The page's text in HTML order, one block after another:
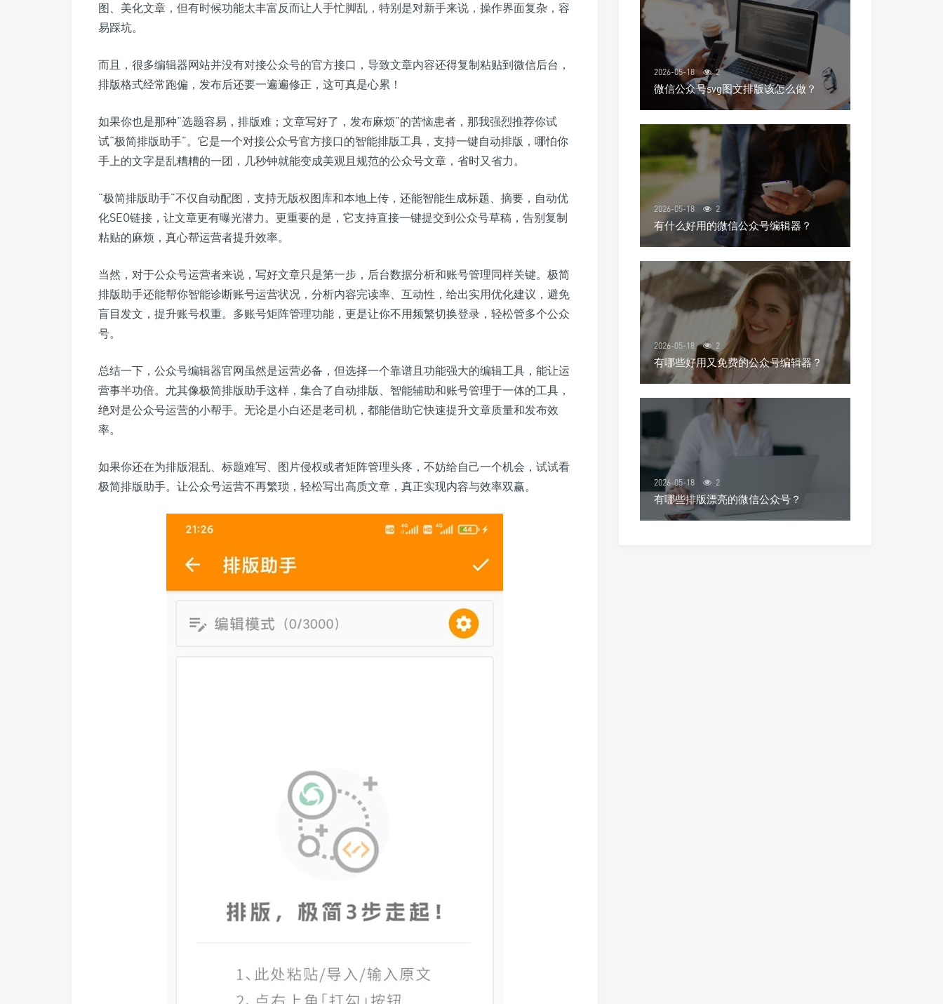
图、美化文章，但有时候功能太丰富反而让人手忙脚乱，特别是对新手来说，操作界面复杂，容
易踩坑。
而且，很多编辑器网站并没有对接公众号的官方接口，导致文章内容还得复制粘贴到微信后台，
排版格式经常跑偏，发布后还要一遍遍修正，这可真是心累！
如果你也是那种“选题容易，排版难；文章写好了，发布麻烦”的苦恼患者，那我强烈推荐你试
试“极简排版助手”。它是一个对接公众号官方接口的智能排版工具，支持一键自动排版，哪怕你
手上的文字是乱糟糟的一团，几秒钟就能变成美观且规范的公众号文章，省时又省力。
“极简排版助手”不仅自动配图，支持无版权图库和本地上传，还能智能生成标题、摘要，自动优
化SEO链接，让文章更有曝光潜力。更重要的是，它支持直接一键提交到公众号草稿，告别复制
粘贴的麻烦，真心帮运营者提升效率。
当然，对于公众号运营者来说，写好文章只是第一步，后台数据分析和账号管理同样关键。极简
排版助手还能帮你智能诊断账号运营状况，分析内容完读率、互动性，给出实用优化建议，避免
盲目发文，提升账号权重。多账号矩阵管理功能，更是让你不用频繁切换登录，轻松管多个公众
号。
总结一下，公众号编辑器官网虽然是运营必备，但选择一个靠谱且功能强大的编辑工具，能让运
营事半功倍。尤其像极简排版助手这样，集合了自动排版、智能辅助和账号管理于一体的工具，
绝对是公众号运营的小帮手。无论是小白还是老司机，都能借助它快速提升文章质量和发布效
率。
如果你还在为排版混乱、标题难写、图片侵权或者矩阵管理头疼，不妨给自己一个机会，试试看
极简排版助手。让公众号运营不再繁琐，轻松写出高质文章，真正实现内容与效率双赢。
2026-05-18 2
微信公众号svg图文排版该怎么做？
2026-05-18 2
有什么好用的微信公众号编辑器？
2026-05-18 2
有哪些好用又免费的公众号编辑器？
2026-05-18 2
有哪些排版漂亮的微信公众号？